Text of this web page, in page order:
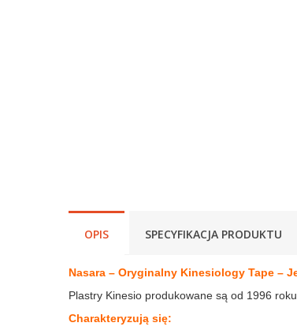
OPIS SPECYFIKACJA PRODUKTU
Nasara – Oryginalny Kinesiology Tape –
Plastry Kinesio produkowane są od 1996
Charakteryzują się: